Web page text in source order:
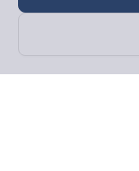
Theo dõi